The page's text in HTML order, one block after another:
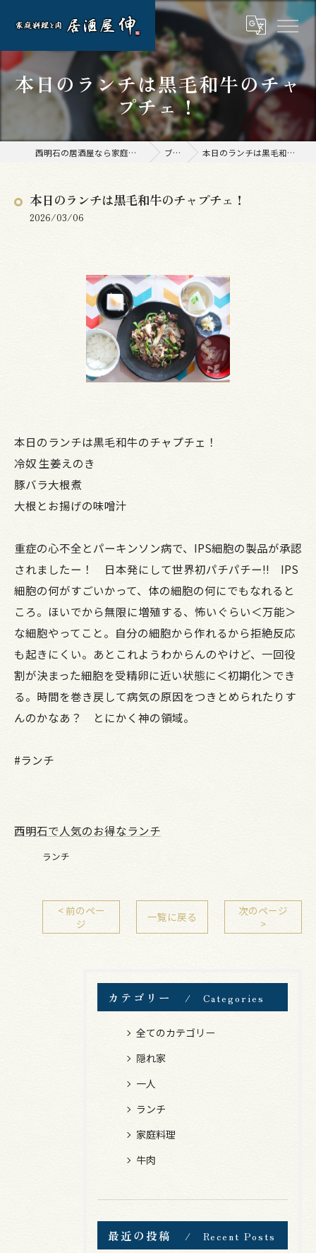
本日のランチは黒毛和牛のチャ
プチェ！
西明石の居酒屋なら家庭料理と肉 居酒屋 伸 ブログ 本日のランチは黒毛和牛のチャプチェ！
本日のランチは黒毛和牛のチャプチェ！
2026/03/06
本日のランチは黒毛和牛のチャプチェ！
冷奴 生姜えのき
豚バラ大根煮
大根とお揚げの味噌汁
重症の心不全とパーキンソン病で、IPS細胞の製品が承認
されましたー！ 日本発にして世界初パチパチー!! IPS
細胞の何がすごいかって、体の細胞の何にでもなれると
ころ。ほいでから無限に増殖する、怖いぐらい＜万能＞
な細胞やってこと。自分の細胞から作れるから拒絶反応
も起きにくい。あとこれようわからんのやけど、一回役
割が決まった細胞を受精卵に近い状態に＜初期化＞でき
る。時間を巻き戻して病気の原因をつきとめられたりす
んのかなあ？ とにかく神の領域。
#ランチ
西明石で人気のお得なランチ
ランチ
< 前のペー
ジ
一覧に戻る
次のページ
>
カテゴリー Categories
全てのカテゴリー
隠れ家
一人
ランチ
家庭料理
牛肉
最近の投稿 Recent Posts